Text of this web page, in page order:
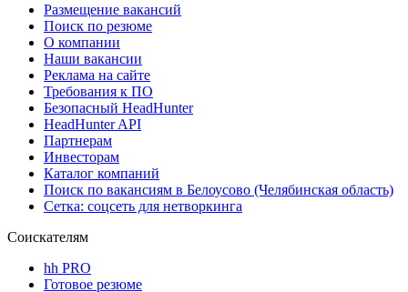
Размещение вакансий
Поиск по резюме
О компании
Наши вакансии
Реклама на сайте
Требования к ПО
Безопасный HeadHunter
HeadHunter API
Партнерам
Инвесторам
Каталог компаний
Поиск по вакансиям в Белоусово (Челябинская область)
Сетка: соцсеть для нетворкинга
Соискателям
hh PRO
Готовое резюме